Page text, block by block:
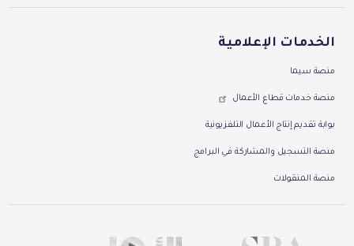
الخدمات الإعلامية
منصة سيما
منصة خدمات قطاع الأعمال
بوابة تقديم إنتاج الأعمال التلفزيونية
منصة التسجيل والمشاركة في البرامج
منصة المنقولات